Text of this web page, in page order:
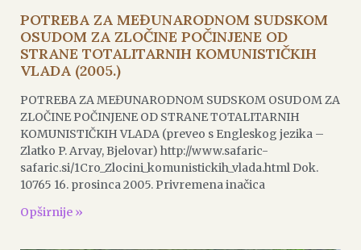
POTREBA ZA MEĐUNARODNOM SUDSKOM
OSUDOM ZA ZLOČINE POČINJENE OD
STRANE TOTALITARNIH KOMUNISTIČKIH
VLADA (2005.)
POTREBA ZA MEĐUNARODNOM SUDSKOM OSUDOM ZA
ZLOČINE POČINJENE OD STRANE TOTALITARNIH
KOMUNISTIČKIH VLADA (preveo s Engleskog jezika –
Zlatko P. Arvay, Bjelovar) http://www.safaric-
safaric.si/1Cro_Zlocini_komunistickih_vlada.html Dok.
10765 16. prosinca 2005. Privremena inačica
Opširnije »